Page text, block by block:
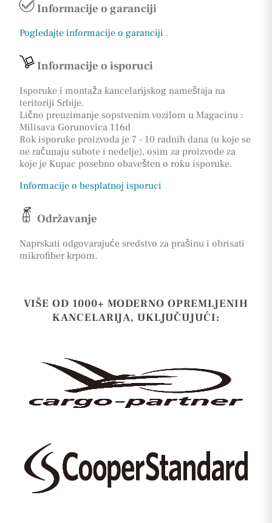
Informacije o garanciji
Pogledajte informacije o garanciji .
Informacije o isporuci
Isporuke i montaža kancelarijskog nameštaja na
teritoriji Srbije.
Lično preuzimanje sopstvenim vozilom u Magacinu :
Milisava Gorunovica 116d
Rok isporuke proizvoda je 7 - 10 radnih dana (u koje se
ne računaju subote i nedelje), osim za proizvode za
koje je Kupac posebno obavešten o roku isporuke.
Informacije o besplatnoj isporuci
Održavanje
Naprskati odgovarajuće sredstvo za prašinu i obrisati
mikrofiber krpom.
VIŠE OD 1000+ MODERNO OPREMLJENIH
KANCELARIJA, UKLJUČUJUĆI: